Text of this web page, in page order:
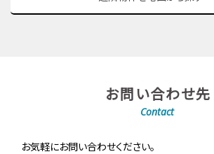
お問い合わせ先
Contact
お気軽にお問い合わせください。